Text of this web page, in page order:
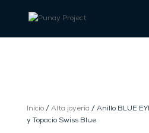
Inicio/ Alta joyería / Anillo BLUE
y Topacio Swiss Blue